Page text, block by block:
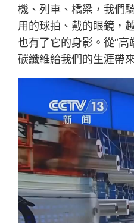
機、列車、橋梁，我們
用的球拍、戴的眼鏡，
也有了它的身影。從“高
碳纖維給我們的生涯帶